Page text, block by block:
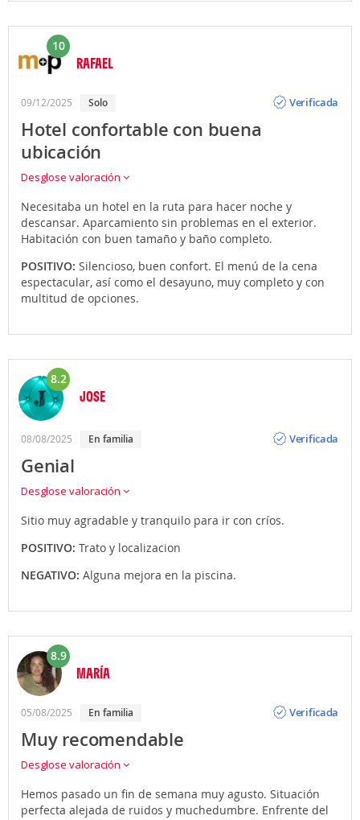
10
RAFAEL
09/12/2025 solo
Verificada
Hotel confortable con buena
ubicación
Desglose valoración
Necesitaba un hotel en la ruta para hacer noche y
descansar. Aparcamiento sin problemas en el exterior.
Habitación con buen tamaño y baño completo.
POSITIVO: Silencioso, buen confort. El menú de la cena
espectacular, así como el desayuno, muy completo y con
multitud de opciones.
8.2
JOSE
08/08/2025 en familia
Verificada
Genial
Desglose valoración
Sitio muy agradable y tranquilo para ir con críos.
POSITIVO: Trato y localizacion
NEGATIVO: Alguna mejora en la piscina.
8.9
MARÍA
05/08/2025 en familia
Verificada
Muy recomendable
Desglose valoración
Hemos pasado un fin de semana muy agusto. Situación
perfecta alejada de ruidos y muchedumbre. Enfrente del